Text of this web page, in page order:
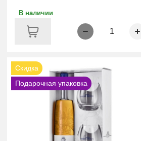
В наличии
1
Скидка
Подарочная упаковка